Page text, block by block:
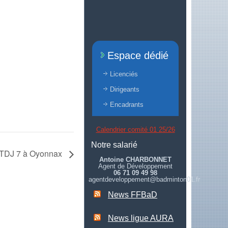
7 à Oyonnax
Espace dédié
Licenciés
Dirigeants
Encadrants
Calendrier comité 01 25/26
Notre salarié
Antoine CHARBONNET
Agent de Développement
06 71 09 49 98
agentdeveloppement@badminton01.fr
News FFBaD
News ligue AURA